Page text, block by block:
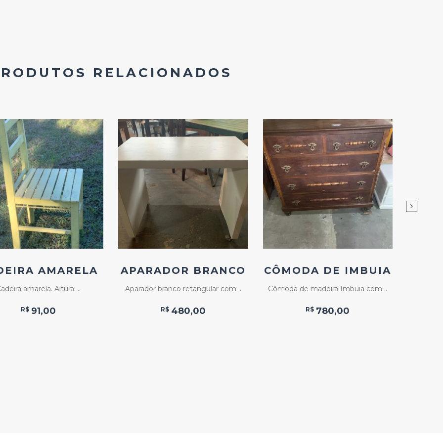
RELACIONADOS
Add
ao
Favoritos
AMARELA
amarela. Altura: ..
R$ 91,00
Add
Favoritos
APARADOR BRANCO
Aparador branco retangular com ..
R$ 480,00
Add
ao
Favoritos
CÔMODA DE IMBUIA
Cômoda de madeira Imbuia com ..
R$ 780,00